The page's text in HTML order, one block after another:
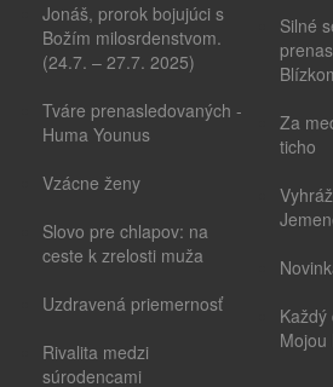
Jonáš, prorok bojujúci s
Božím milosrdenstvom.
(24.7. – 27.7. 2025)
Tváre prenasledovaných -
Huma Younus
Vzácne ženy
Slovo pre chlapov: na
ceste k zrelosti muža
Uzdravená priemernosť
Rivalita medzi
súrodencami
Silné
Za
ticho
Každý
Mojou